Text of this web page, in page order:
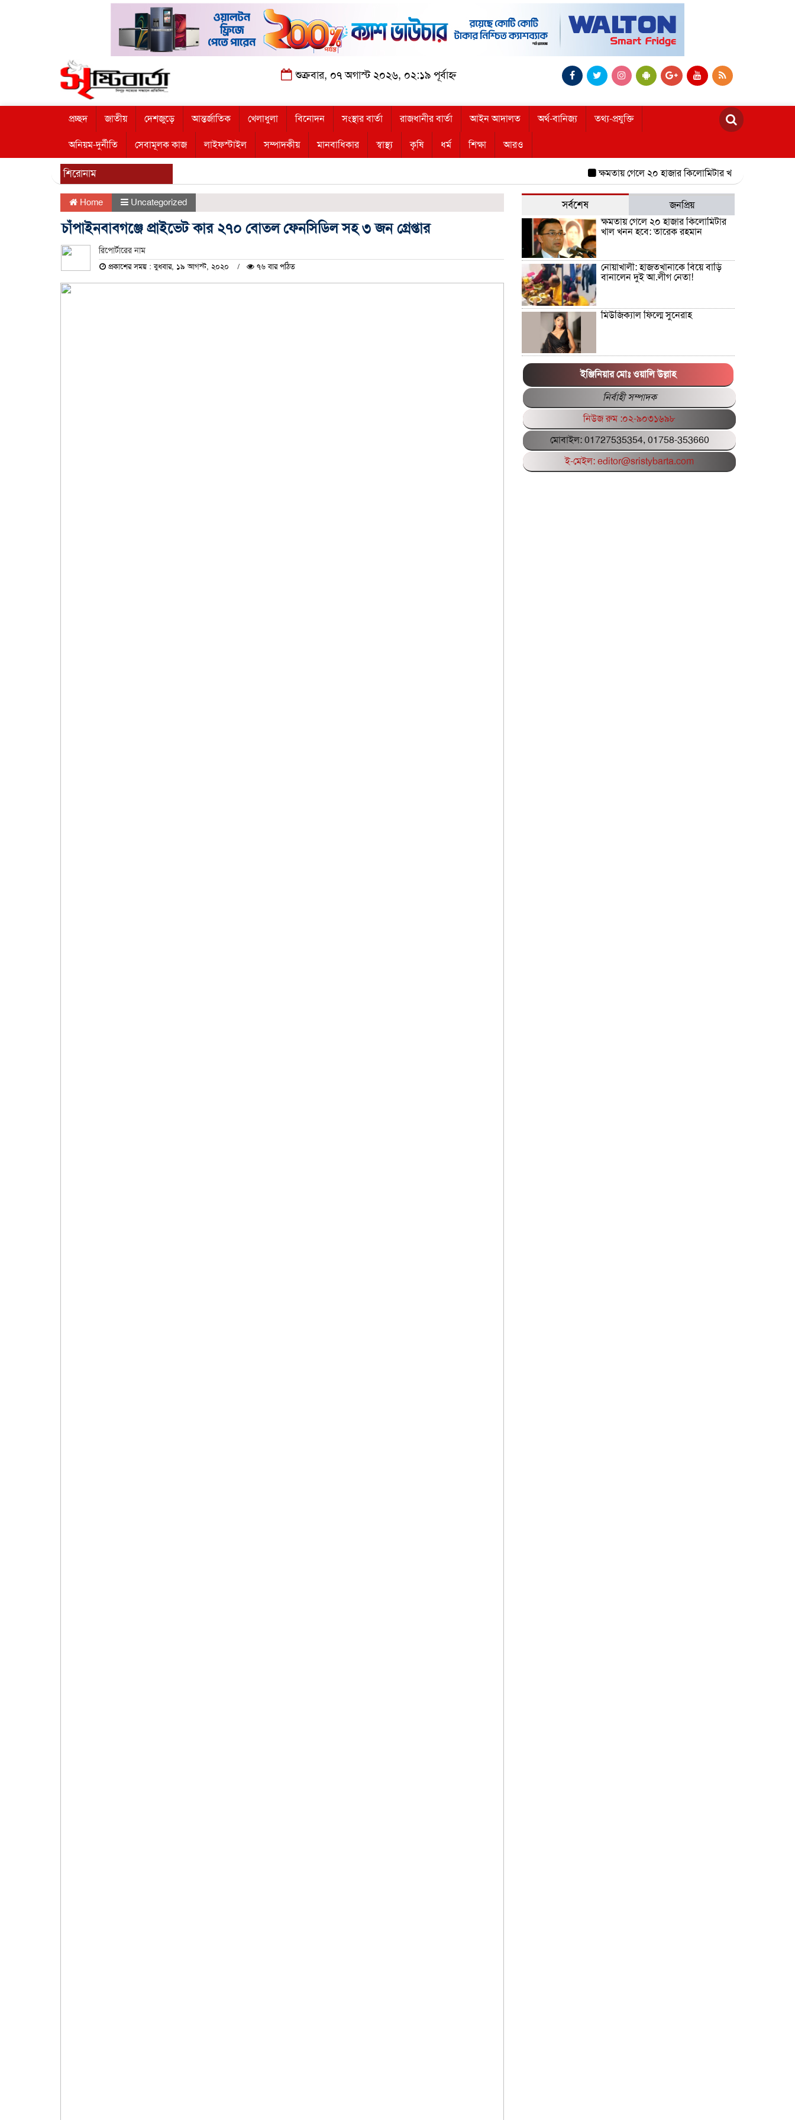
শুক্রবার, ০৭ অগাস্ট ২০২৬, ০২:১৯ পূর্বাহ্ন
প্রচ্ছদ জাতীয় দেশজুড়ে আন্তর্জাতিক খেলাধুলা বিনোদন সংস্থার বার্তা রাজধানীর বার্তা আইন আদালত অর্থ-বানিজ্য তথ্য-প্রযুক্তি
অনিয়ম-দুর্নীতি সেবামূলক কাজ লাইফস্টাইল সম্পাদকীয় মানবাধিকার স্বাস্থ্য কৃষি ধর্ম শিক্ষা আরও
শিরোনাম ক্ষমতায় গেলে ২০ হাজার কিলোমিটার খাল খনন হবে: তারেক
Home Uncategorized
চাঁপাইনবাবগঞ্জে প্রাইভেট কার ২৭০ বোতল ফেনসিডিল সহ ৩ জন গ্রেপ্তার
রিপোর্টারের নাম
প্রকাশের সময় : বুধবার, ১৯ আগস্ট, ২০২০ ৭৬ বার পঠিত
সর্বশেষ
জনপ্রিয়
ক্ষমতায় গেলে ২০ হাজার কিলোমিটার
খাল খনন হবে: তারেক রহমান
নোয়াখালী: হাজতখানাকে বিয়ে বাড়ি
বানালেন দুই আ.লীগ নেতা!
মিউজিক্যাল ফিল্মে সুনেরাহ
পিএসসির সাবেক গাড়িচালক আবেদ
আলীর ছেলে সিয়াম গ্রেপ্তার
বাংলাদেশের পরিবর্তনে গনভোটে হ্যাঁ
ভোট জরুরি: সাখাওয়াত হোসেন
ফ্যাসিস্ট আমলে বিদ্যুৎ খাতের দুর্নীতি:
লুটপাট ভয়াবহ আদানির চুক্তি
ইঞ্জিনিয়ার মোঃ ওয়ালি উল্লাহ
নির্বাহী সম্পাদক
নিউজ রুম :০২-৯০৩১৬৯৮
মোবাইল: 01727535354, 01758-353660
ই-মেইল: editor@sristybarta.com